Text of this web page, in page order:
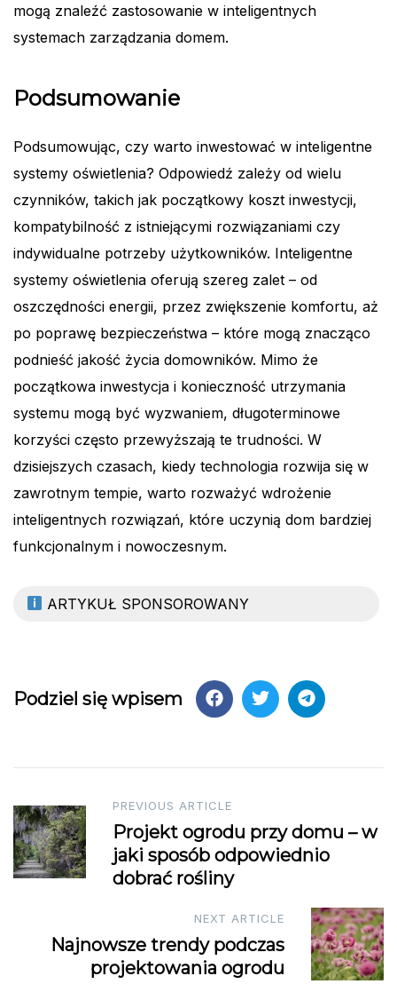
mogą znaleźć zastosowanie w inteligentnych
systemach zarządzania domem.
Podsumowanie
Podsumowując, czy warto inwestować w inteligentne
systemy oświetlenia? Odpowiedź zależy od wielu
czynników, takich jak początkowy koszt inwestycji,
kompatybilność z istniejącymi rozwiązaniami czy
indywidualne potrzeby użytkowników. Inteligentne
systemy oświetlenia oferują szereg zalet – od
oszczędności energii, przez zwiększenie komfortu, aż
po poprawę bezpieczeństwa – które mogą znacząco
podnieść jakość życia domowników. Mimo że
początkowa inwestycja i konieczność utrzymania
systemu mogą być wyzwaniem, długoterminowe
korzyści często przewyższają te trudności. W
dzisiejszych czasach, kiedy technologia rozwija się w
zawrotnym tempie, warto rozważyć wdrożenie
inteligentnych rozwiązań, które uczynią dom bardziej
funkcjonalnym i nowoczesnym.
ARTYKUŁ SPONSOROWANY
Podziel się wpisem
Post
navigation
PREVIOUS ARTICLE
Projekt ogrodu przy domu – w
jaki sposób odpowiednio
dobrać rośliny
NEXT ARTICLE
Najnowsze trendy podczas
projektowania ogrodu